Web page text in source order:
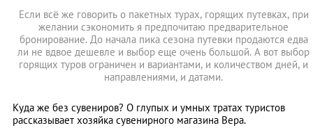
Если всё же говорить о пакетных турах, горящих путевках, при
желании сэкономить я предпочитаю предварительное
бронирование. До начала пика сезона путевки продаются едва
ли не вдвое дешевле и выбор еще очень большой. А вот выбор
горящих туров ограничен и вариантами, и количеством дней, и
направлениями, и датами.
Куда же без сувениров? О глупых и умных тратах туристов
рассказывает хозяйка сувенирного магазина Вера.